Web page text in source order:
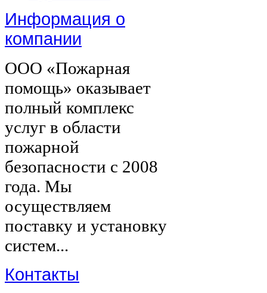
Информация о
компании
ООО «Пожарная
помощь» оказывает
полный комплекс
услуг в области
пожарной
безопасности с 2008
года. Мы
осуществляем
поставку и установку
систем...
Контакты